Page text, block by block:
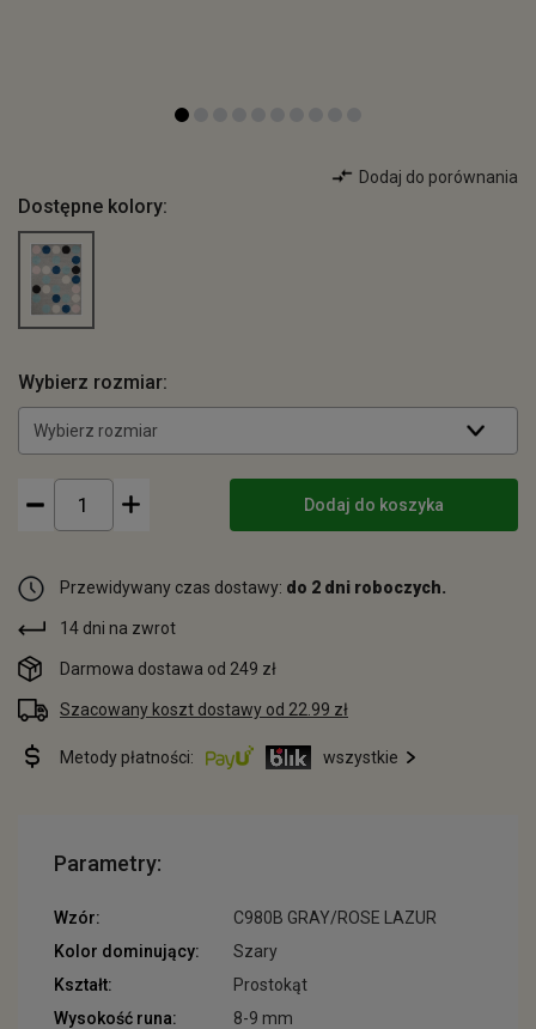
Dodaj do porównania
Dostępne kolory:
Wybierz rozmiar:
Wybierz rozmiar
Dodaj do koszyka
Przewidywany czas dostawy: do 2 dni roboczych.
14 dni na zwrot
Darmowa dostawa od 249 zł
Szacowany koszt dostawy od 22.99 zł
Metody płatności: wszystkie
Parametry:
Wzór:
C980B GRAY/ROSE LAZUR
Kolor dominujący:
Szary
Kształt:
Prostokąt
Wysokość runa:
8-9 mm